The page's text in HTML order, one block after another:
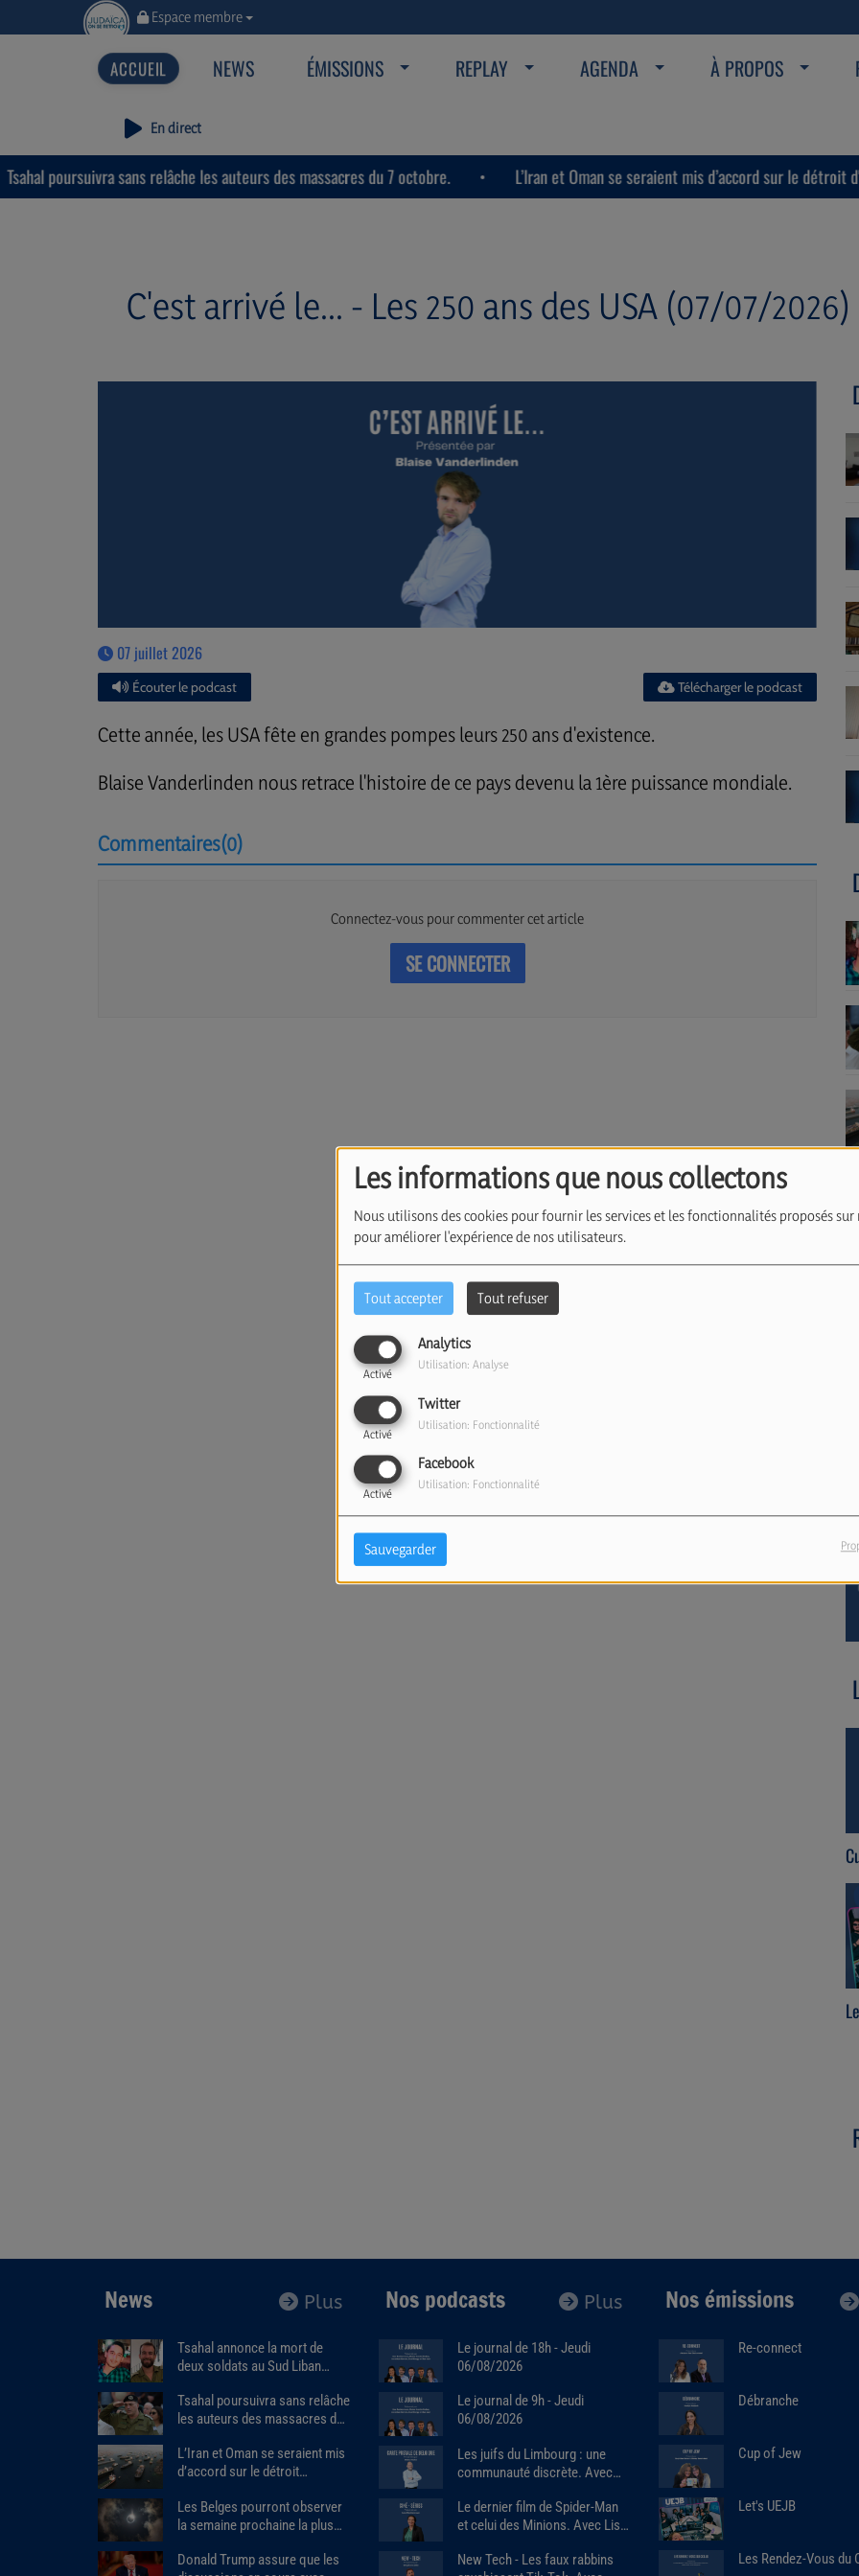
Les informations que nous collectons
Nous utilisons des cookies pour fournir les services et les fonctionnalités proposés
pour améliorer l'expérience de nos utilisateurs.
Tout accepter Tout refuser
Analytics
Activé
Utilisation: Analyse
Twitter
Activé
Utilisation: Fonctionnalité
Facebook
Activé
Utilisation: Fonctionnalité
Sauvegarder
Espace membre
NEWS ÉMISSIONS REPLAY AGENDA À PROPOS
En direct
sans relâche les auteurs des massacres du 7 octobre. L’Iran et Oman se seraient mis d’accord sur le détroit d'Ormuz.
C'est arrivé le... - Les 250 ans des USA (07/07/2026)
07 juillet 2026
Écouter le podcast Télécharger le podcast
Cette année, les USA fête en grandes pompes leurs 250 ans d'existence.
Blaise Vanderlinden nous retrace l'histoire de ce pays devenu la 1ère puissance mondiale.
Commentaires(0)
Connectez-vous pour commenter cet article
SE CONNECTER
Plus
News
Tsahal annonce la mort de
deux soldats au Sud Liban
piégé.
Tsahal poursuivra sans relâche
les auteurs des massacres du
L’Iran et Oman se seraient mis
d’accord sur le détroit
Les Belges pourront observer
la semaine prochaine la plus
ces 27 dernières années.
Donald Trump assure que les
Plus
Nos podcasts
Le journal de 18h - Jeudi
06/08/2026
Le journal de 9h - Jeudi
06/08/2026
Les juifs du Limbourg : une
communauté discrète. Avec
Le dernier film de Spider-Man
et celui des Minions. Avec Lise
New Tech - Les faux rabbins
Nos émissions
Re-connect
Débranche
Cup of Jew
Let's UEJB
Les Rendez-Vous du